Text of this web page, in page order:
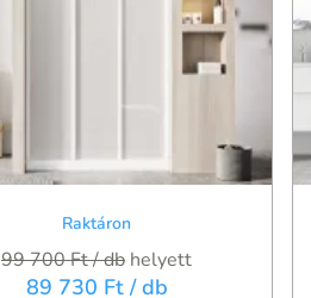
Raktáron
99 700 Ft/ db helyett
89 730 Ft / db